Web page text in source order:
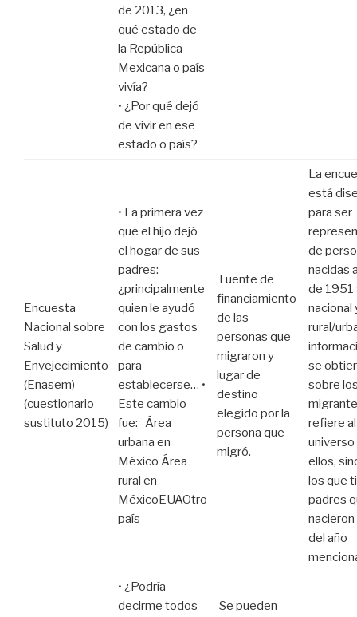
de 2013, ¿en
qué estado de
la República
Mexicana o país
vivía?
• ¿Por qué dejó
de vivir en ese
estado o país?
Encuesta
Nacional sobre
Salud y
Envejecimiento
(Enasem)
(cuestionario
sustituto 2015)
• La primera vez
que el hijo dejó
el hogar de sus
padres:
¿principalmente
quien le ayudó
con los gastos
de cambio o
para
establecerse… •
Este cambio
fue: Área
urbana en
México Área
rural en
MéxicoEUAOtro
país
Fuente de
financiamiento
de las
personas que
migraron y
lugar de
destino
elegido por la
persona que
migró.
La
está
para ser
de
nacidas
de 1951
nacional
rural/
se
sobre
refiere al
universo
ellos,
los que
padres
del año
• ¿Podría
decirme todos
Se pueden